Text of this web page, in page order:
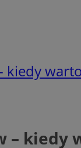
kiedy
– kiedy